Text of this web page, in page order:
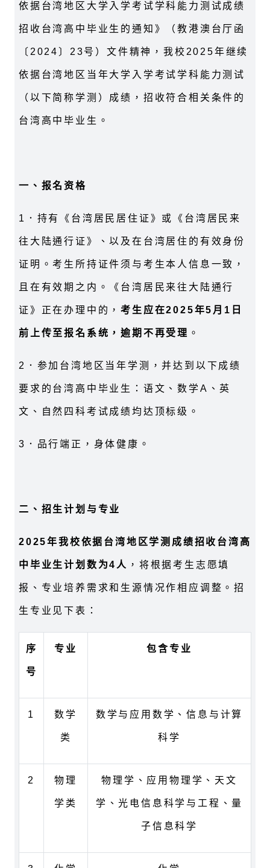
依据台湾地区大学入学考试学科能力测试成绩
招收台湾高中毕业生的通知》（教港澳台厅函
〔 2024 〕 23号）文件精神，我校 2025年继续
依据台湾地区当年大学入学考试学科能力测试
（以下简称学测）成绩，招收符合相关条件的
台湾高中毕业生。
一、报名资格
1 ．持有《台湾居民居住证》或《台湾居民来
往大陆通行证》、以及在台湾居住的有效身份
证明。考生所持证件须与考生本人信息一致，
且在有效期之内。《台湾居民来往大陆通行
证》正在办理中的，考生应在2025年5 月 1 日
前上传至报名系统，逾期不再受理 。
2 ．参加台湾地区当年学测，并达到以下成绩
要求的台湾高中毕业生：语文、数学A 、英
文、自然四科考试成绩均达顶标级。
3 ．品行端正，身体健康。
二、招生计划与专业
2025年我校依据台湾地区学测成绩招收台湾高
中毕业生计划数为4 人 ，将根据考生志愿填
报、专业培养需求和生源情况作相应调整。招
生专业见下表：
序
号
专业 包含专业
1 数学
类
数学与应用数学、信息与计算
科学
2 物理
学类
物理学、应用物理学、天文
学、光电信息科学与工程、量
子信息科学